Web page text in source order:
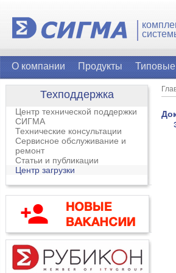
О компании Продукты
Техподдержка
Центр технической поддержки
СИГМА
Технические консультации
Сервисное обслуживание и
ремонт
Статьи и публикации
Центр загрузки